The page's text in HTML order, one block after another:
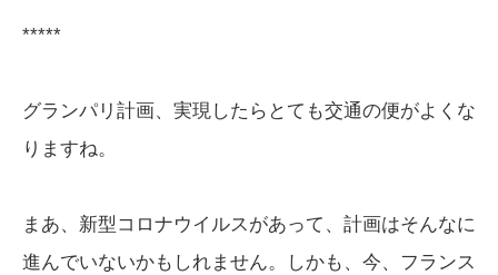
*****
グランパリ計画、実現したらとても交通の便がよくな
りますね。
まあ、新型コロナウイルスがあって、計画はそんなに
進んでいないかもしれません。しかも、今、フランス